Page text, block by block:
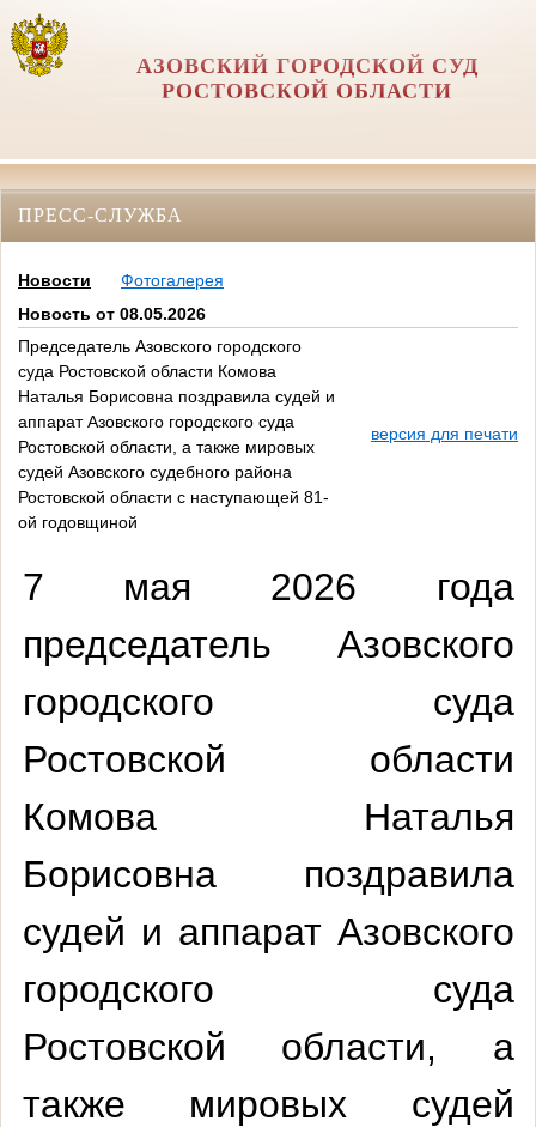
АЗОВСКИЙ ГОРОДСКОЙ СУД
РОСТОВСКОЙ ОБЛАСТИ
ПРЕСС-СЛУЖБА
Новости
Фотогалерея
Новость от 08.05.2026
Председатель Азовского городского
суда Ростовской области Комова
Наталья Борисовна поздравила судей и
аппарат Азовского городского суда
Ростовской области, а также мировых
судей Азовского судебного района
Ростовской области с наступающей 81-
ой годовщиной
версия для печати
7 мая 2026 года
председатель Азовского
городского суда
Ростовской области
Комова Наталья
Борисовна поздравила
судей и аппарат Азовского
городского суда
Ростовской области, а
также мировых судей